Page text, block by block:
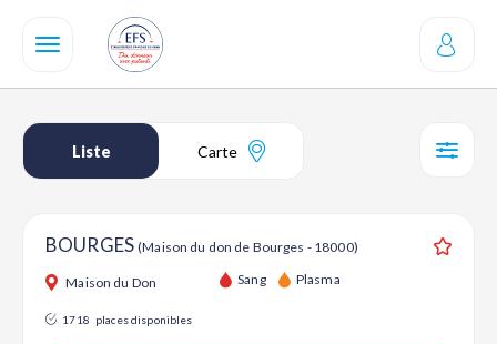
contenu
Liste Carte
BOURGES(Maison du don de Bourges - 18000)
Maison du Don Sang Plasma
1718 places disponibles